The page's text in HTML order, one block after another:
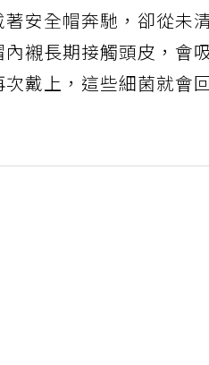
安全帽奔馳，卻從未
襯長期接觸頭皮，會
戴上，這些細菌就會